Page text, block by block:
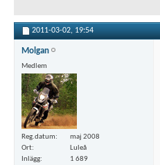
2011-03-02, 19:54
Molgan
Medlem
Reg.datum
maj 2008
Ort
Luleå
Inlägg
1 689